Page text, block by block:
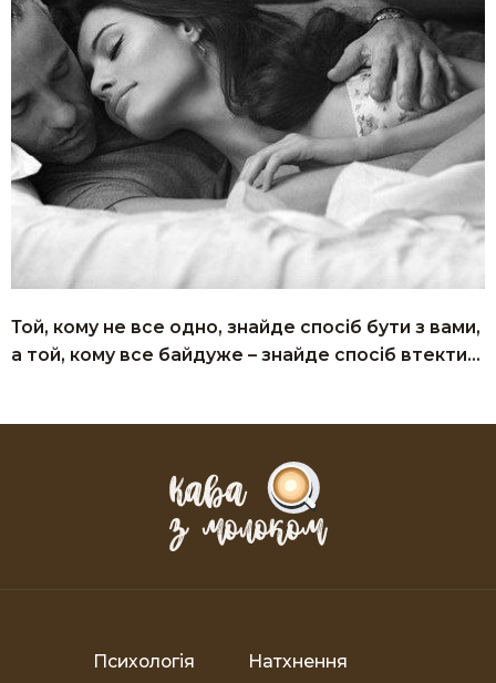
Той, кому не все одно, знайде спосіб бути з вами,
а той, кому все байдуже – знайде спосіб втекти…
Психологія Натхнення